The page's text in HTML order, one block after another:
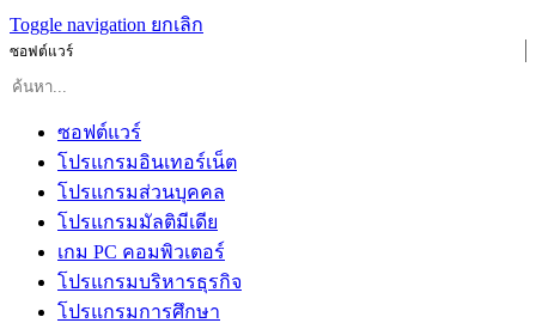
Toggle navigation ยกเลิก
ซอฟต์แวร์
ซอฟต์แวร์
โปรแกรมอินเทอร์เน็ต
โปรแกรมส่วนบุคคล
โปรแกรมมัลติมีเดีย
เกม PC คอมพิวเตอร์
โปรแกรมบริหารธุรกิจ
โปรแกรมการศึกษา